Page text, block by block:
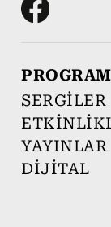
PROGRAM
SERGİLER
YAYINLAR
DİJİTAL